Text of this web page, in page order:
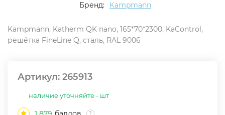
Бренд: Kampmann
Kampmann, Katherm QK nano, 165*70*2300, KaControl,
решётка FineLine Q, сталь, RAL 9006
Артикул: 265913
наличие уточняйте - шт
?